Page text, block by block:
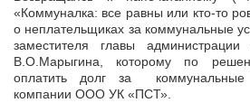
«Коммуналка: все равны или кто-то
о неплательщиках за коммунальные
заместителя главы администрации
В.О.Марыгина, которому по
оплатить долг за коммунальные
компании ООО УК «ПСТ».